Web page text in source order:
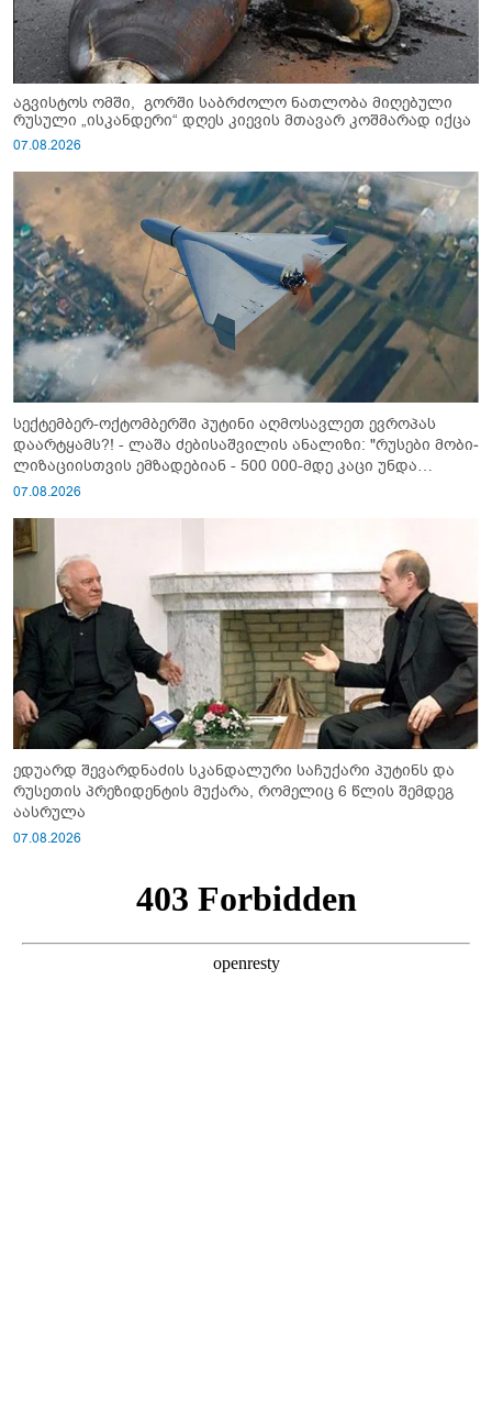
აგვისტოს ომში, გორში საბრძოლო ნათლობა მიღებული
რუსული „ისკანდერი“ დღეს კიევის მთავარ კოშმარად იქცა
07.08.2026
სექტემბერ-ოქტომბერში პუტინი აღმოსავლეთ ევროპას
დაარტყამს?! - ლაშა ძებისაშვილის ანალიზი: "რუსები მობი­
ლიზაციისთვის ემზადებიან - 500 000-მდე კაცი უნდა
გაიწვიონ ომში"
07.08.2026
ედუარდ შევარდნაძის სკანდალური საჩუქარი პუტინს და
რუსეთის პრეზიდენტის მუქარა, რომელიც 6 წლის შემდეგ
აასრულა
07.08.2026